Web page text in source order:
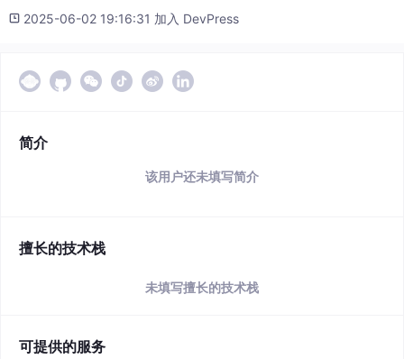
2025-06-02 19:16:31 加入 DevPress
简介
该用户还未填写简介
擅长的技术栈
未填写擅长的技术栈
可提供的服务